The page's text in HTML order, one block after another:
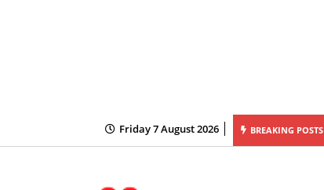
Friday 7 August 2026 BREAKING POSTS
सोशल मीडिया पर अभ्यर्थियों के नामों को लेकर फैलाई जा रही अफवाहें